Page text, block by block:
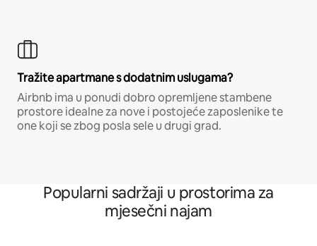
Tražite apartmane s dodatnim uslugama?
Airbnb ima u ponudi dobro opremljene stambene
prostore idealne za nove i postojeće zaposlenike te
one koji se zbog posla sele u drugi grad.
Popularni sadržaji u prostorima za
mjesečni najam